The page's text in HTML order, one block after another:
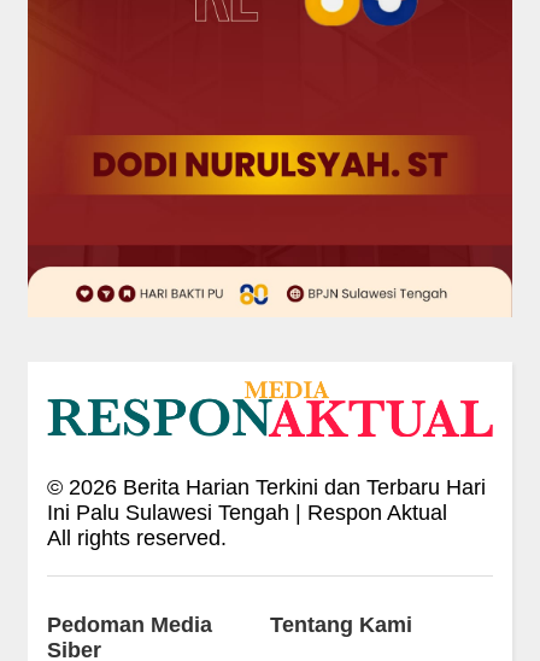
© 2026Berita Harian Terkini dan Terbaru Hari
Ini Palu Sulawesi Tengah | Respon Aktual
All rights reserved.
Pedoman Media
Siber
Tentang Kami